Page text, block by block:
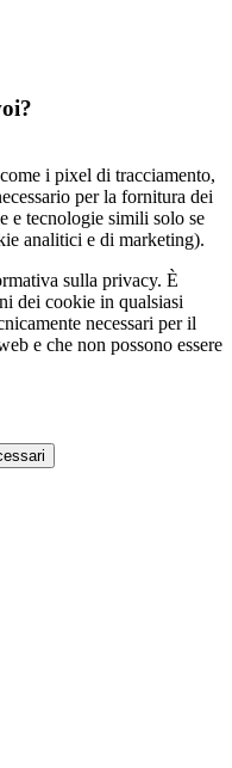
i pixel di tracciamento,
per la fornitura dei
e tecnologie simili solo se
analitici e di marketing).
sulla privacy. È
dei cookie in qualsiasi
necessari per il
e che non possono essere